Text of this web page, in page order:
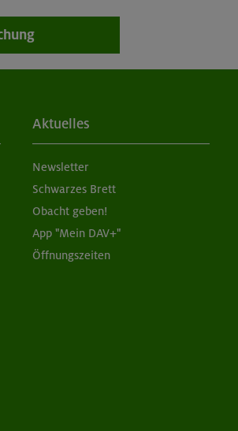
Aktuelles
Newsletter
Schwarzes Brett
Obacht geben!
App "Mein DAV+"
Öffnungszeiten